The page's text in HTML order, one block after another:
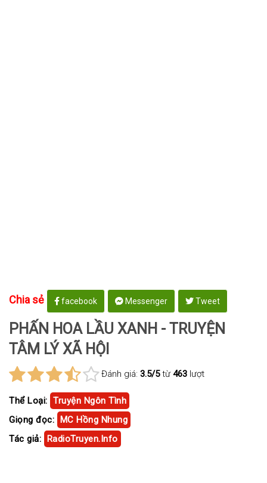
Chia sẻ facebook Messenger Tweet
PHẤN HOA LẦU XANH - TRUYỆN
TÂM LÝ XÃ HỘI
Đánh giá: 3.5/5từ 463 lượt
Thể Loại: Truyện Ngôn Tình
Giọng đọc: MC Hồng Nhung
Tác giả: RadioTruyen.Info